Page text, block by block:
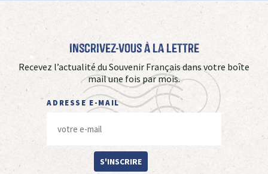
Inscrivez-vous à La Lettre
Recevez l’actualité du Souvenir Français dans votre boîte
mail une fois par mois.
ADRESSE E-MAIL
S'INSCRIRE